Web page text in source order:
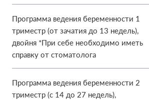
Программа ведения беременности 1
триместр (от зачатия до 13 недель),
двойня *При себе необходимо иметь
справку от стоматолога
Программа ведения беременности 2
триместр (с 14 до 27 недель),